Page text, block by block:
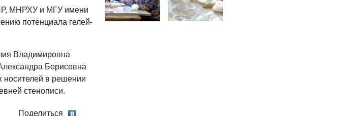
МНРХУ и МГУ имени
потенциала гелей-
Владимировна
Борисовна
носителей в решении
стенописи.
Поделиться